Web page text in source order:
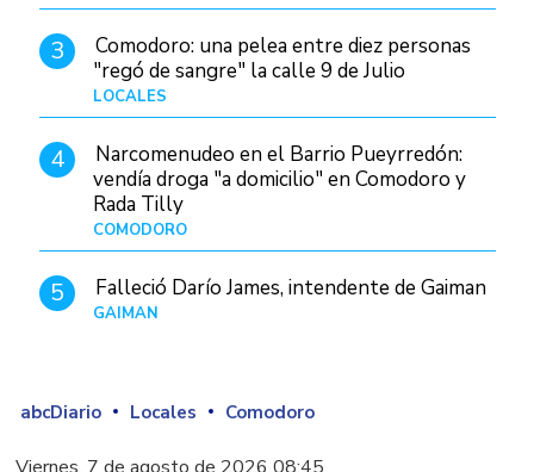
3
Comodoro: una pelea entre diez personas
"regó de sangre" la calle 9 de Julio
LOCALES
4
Narcomenudeo en el Barrio Pueyrredón:
vendía droga "a domicilio" en Comodoro y
Rada Tilly
COMODORO
5 Falleció Darío James, intendente de Gaiman
GAIMAN
abcDiario Locales Comodoro